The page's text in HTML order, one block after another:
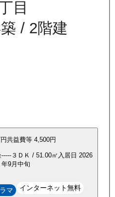
目
/ 2階建
円共益費等 4,500円
----- ３ＤＫ / 51.00㎡ 入居日 2026
年9月中旬
マ インターネット無料